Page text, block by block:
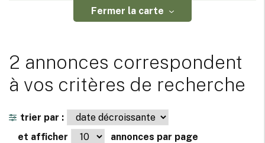
Fermer la carte
2 annonces correspondent
à vos critères de recherche
trier par :
et afficher
annonces par page